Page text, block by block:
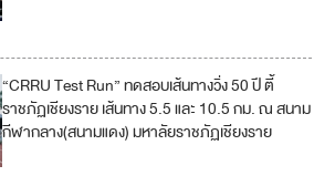
“CRRU Test Run” ทดสอบเส้นทางวิ่ง 50 ปี ตี้
ราชภัฏเชียงราย เส้นทาง 5.5 และ 10.5 กม. ณ สนาม
กีฬากลาง(สนามแดง) มหาลัยราชภัฏเชียงราย